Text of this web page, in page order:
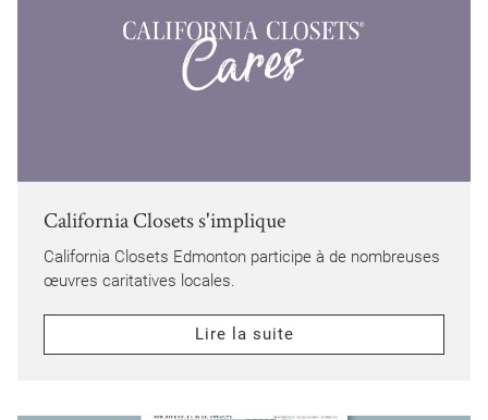
California Closets s'implique
California Closets Edmonton participe à de nombreuses
œuvres caritatives locales.
Lire la suite